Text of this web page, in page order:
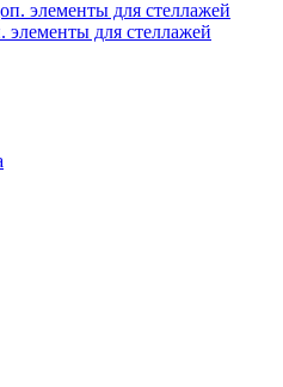
элементы для стеллажей